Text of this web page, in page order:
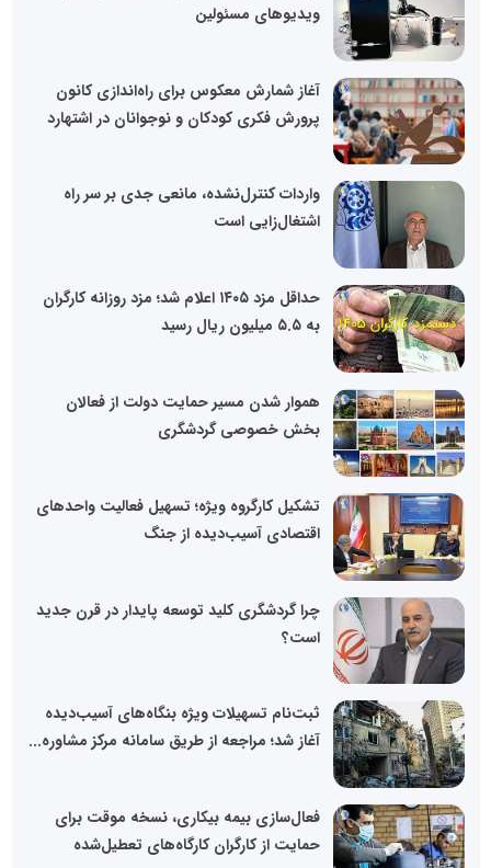
ویدیوهای مسئولین
آغاز شمارش معکوس برای راه‌اندازی کانون
پرورش فکری کودکان و نوجوانان در اشتهارد
واردات کنترل‌نشده، مانعی جدی بر سر راه
اشتغال‌زایی است
حداقل مزد ۱۴۰۵ اعلام شد؛ مزد روزانه کارگران
به ۵.۵ میلیون ریال رسید
هموار شدن مسیر حمایت دولت از فعالان
بخش خصوصی گردشگری
تشکیل کارگروه ویژه؛ تسهیل فعالیت واحدهای
اقتصادی آسیب‌دیده از جنگ
چرا گردشگری کلید توسعه پایدار در قرن جدید
است؟
ثبت‌نام تسهیلات ویژه بنگاه‌های آسیب‌دیده
آغاز شد؛ مراجعه از طریق سامانه مرکز مشاوره...
فعال‌سازی بیمه بیکاری، نسخه موقت برای
حمایت از کارگران کارگاه‌های تعطیل‌شده